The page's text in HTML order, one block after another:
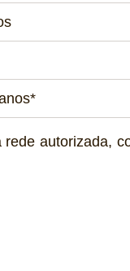
autorizada,